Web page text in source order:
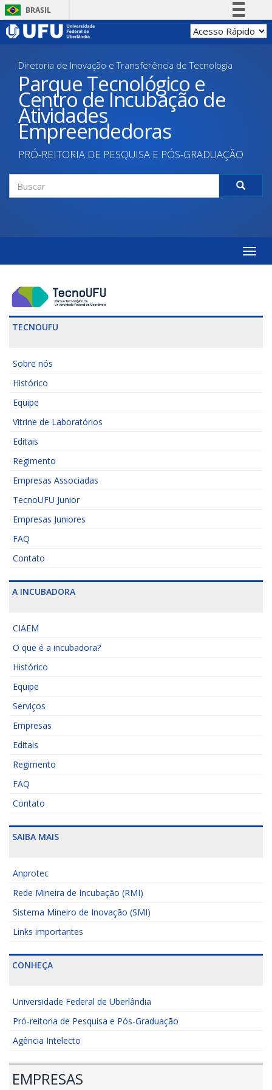
Pular
para
BRASIL
Simplifique!
Participe
Acesso à informação
Legislação
Diretoria de Inovação e Transferência de Tecnologia
Parque Tecnológico e
Centro de Incubação de
Atividades
Empreendedoras
PRÓ-REITORIA DE PESQUISA E PÓS-GRADUAÇÃO
Formulário
de
Toggle
TECNOUFU
Sobre nós
Histórico
Equipe
Vitrine de Laboratórios
Editais
Regimento
Empresas Associadas
TecnoUFU Junior
Empresas Juniores
FAQ
Contato
A INCUBADORA
CIAEM
O que é a incubadora?
Histórico
Equipe
Serviços
Empresas
Editais
Regimento
FAQ
Contato
SAIBA MAIS
Anprotec
Rede Mineira de Incubação (RMI)
Sistema Mineiro de Inovação (SMI)
Links importantes
CONHEÇA
Universidade Federal de Uberlândia
Pró-reitoria de Pesquisa e Pós-Graduação
Agência Intelecto
EMPRESAS